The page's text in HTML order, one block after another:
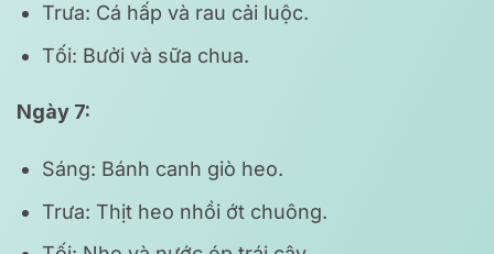
Trưa: Cá hấp và rau cải luộc.
Tối: Bưởi và sữa chua.
Ngày 7:
Sáng: Bánh canh giò heo.
Trưa: Thịt heo nhồi ớt chuông.